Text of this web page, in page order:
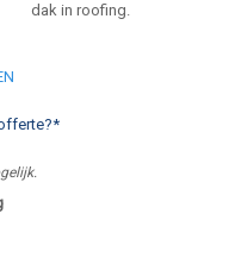
dak in roofing.